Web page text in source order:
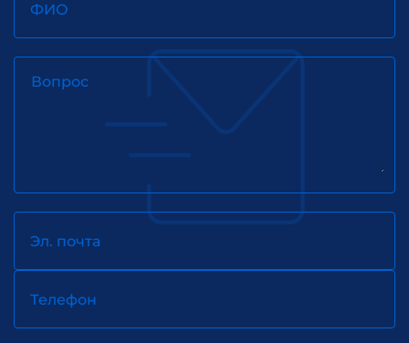
ФИО
Вопрос
Эл. почта
Телефон